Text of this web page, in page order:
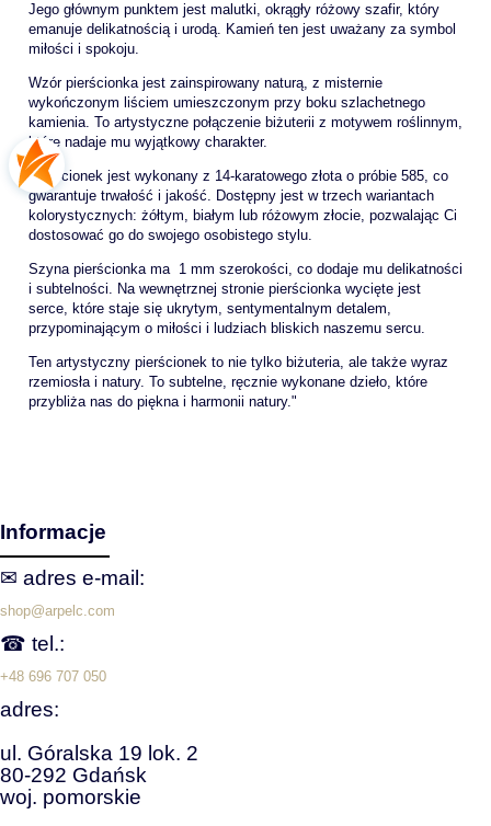
Jego głównym punktem jest malutki, okrągły różowy szafir, który
emanuje delikatnością i urodą. Kamień ten jest uważany za symbol
miłości i spokoju.
Wzór pierścionka jest zainspirowany naturą, z misternie
wykończonym liściem umieszczonym przy boku szlachetnego
kamienia. To artystyczne połączenie biżuterii z motywem roślinnym,
które nadaje mu wyjątkowy charakter.
Pierścionek jest wykonany z 14-karatowego złota o próbie 585, co
gwarantuje trwałość i jakość. Dostępny jest w trzech wariantach
kolorystycznych: żółtym, białym lub różowym złocie, pozwalając Ci
dostosować go do swojego osobistego stylu.
Szyna pierścionka ma 1 mm szerokości, co dodaje mu delikatności
i subtelności. Na wewnętrznej stronie pierścionka wycięte jest
serce, które staje się ukrytym, sentymentalnym detalem,
przypominającym o miłości i ludziach bliskich naszemu sercu.
Ten artystyczny pierścionek to nie tylko biżuteria, ale także wyraz
rzemiosła i natury. To subtelne, ręcznie wykonane dzieło, które
przybliża nas do piękna i harmonii natury."
Informacje
✉ adres e‑mail:
shop@arpelc.com
☎ tel.:
+48 696 707 050
adres:
ul. Góralska 19 lok. 2
80-292 Gdańsk
woj. pomorskie